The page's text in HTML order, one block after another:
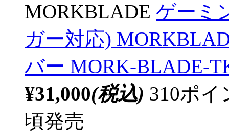
MORKBLADE ゲーミ
ガー対応)
バー MORK-BLADE-
¥31,000(税込) 310ポ
頃発売